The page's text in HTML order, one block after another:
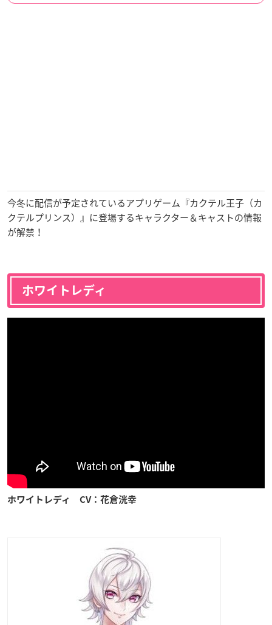
今冬に配信が予定されているアプリゲーム『カクテル王子（カ
クテルプリンス）』に登場するキャラクター＆キャストの情報
が解禁！
ホワイトレディ
ホワイトレディ CV：花倉洸幸